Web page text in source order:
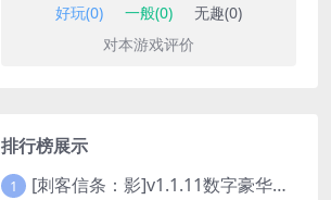
好玩(0) 一般(0) 无趣(0)
对本游戏评价
排行榜展示
1 [刺客信条：影]v1.1.11数字豪华版全DLC